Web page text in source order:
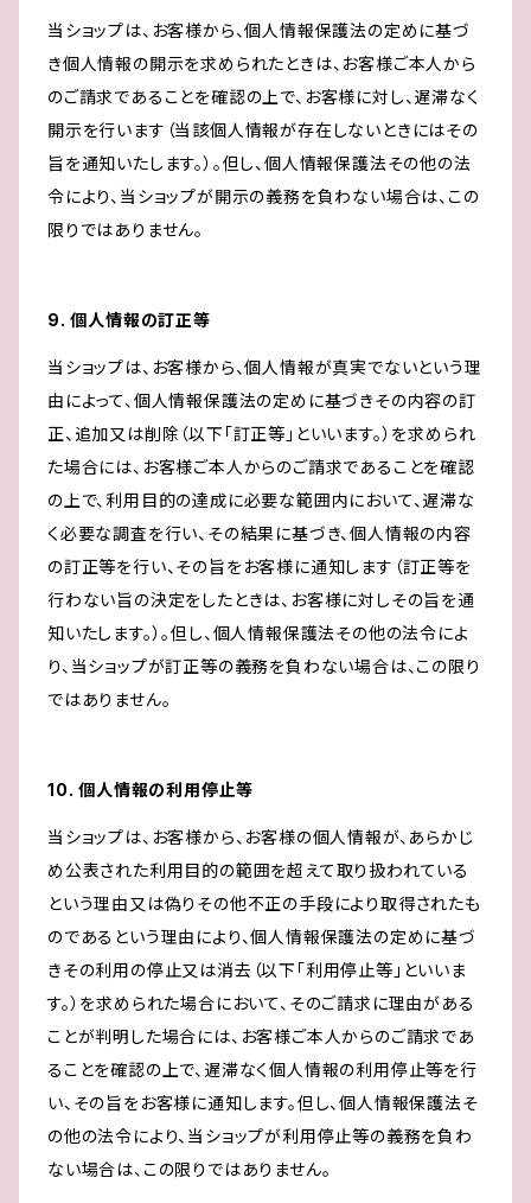
当ショップは、お客様から、個人情報保護法の定めに基づ
き個人情報の開示を求められたときは、お客様ご本人から
のご請求であることを確認の上で、お客様に対し、遅滞なく
開示を行います（当該個人情報が存在しないときにはその
旨を通知いたします。）。但し、個人情報保護法その他の法
令により、当ショップが開示の義務を負わない場合は、この
限りではありません。
9. 個人情報の訂正等
当ショップは、お客様から、個人情報が真実でないという理
由によって、個人情報保護法の定めに基づきその内容の訂
正、追加又は削除（以下「訂正等」といいます。）を求められ
た場合には、お客様ご本人からのご請求であることを確認
の上で、利用目的の達成に必要な範囲内において、遅滞な
く必要な調査を行い、その結果に基づき、個人情報の内容
の訂正等を行い、その旨をお客様に通知します（訂正等を
行わない旨の決定をしたときは、お客様に対しその旨を通
知いたします。）。但し、個人情報保護法その他の法令によ
り、当ショップが訂正等の義務を負わない場合は、この限り
ではありません。
10. 個人情報の利用停止等
当ショップは、お客様から、お客様の個人情報が、あらかじ
め公表された利用目的の範囲を超えて取り扱われている
という理由又は偽りその他不正の手段により取得されたも
のであるという理由により、個人情報保護法の定めに基づ
きその利用の停止又は消去（以下「利用停止等」といいま
す。）を求められた場合において、そのご請求に理由がある
ことが判明した場合には、お客様ご本人からのご請求であ
ることを確認の上で、遅滞なく個人情報の利用停止等を行
い、その旨をお客様に通知します。但し、個人情報保護法そ
の他の法令により、当ショップが利用停止等の義務を負わ
ない場合は、この限りではありません。